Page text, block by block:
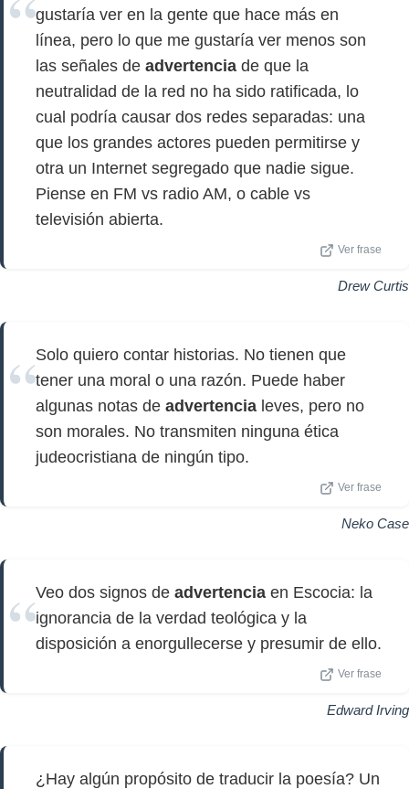
gustaría ver en la gente que hace más en
línea, pero lo que me gustaría ver menos son
las señales de advertencia de que la
neutralidad de la red no ha sido ratificada, lo
cual podría causar dos redes separadas: una
que los grandes actores pueden permitirse y
otra un Internet segregado que nadie sigue.
Piense en FM vs radio AM, o cable vs
televisión abierta.
Ver frase
Drew Curtis
Solo quiero contar historias. No tienen que
tener una moral o una razón. Puede haber
algunas notas de advertencia leves, pero no
son morales. No transmiten ninguna ética
judeocristiana de ningún tipo.
Ver frase
Neko Case
Veo dos signos de advertencia en Escocia: la
ignorancia de la verdad teológica y la
disposición a enorgullecerse y presumir de ello.
Ver frase
Edward Irving
¿Hay algún propósito de traducir la poesía? Un